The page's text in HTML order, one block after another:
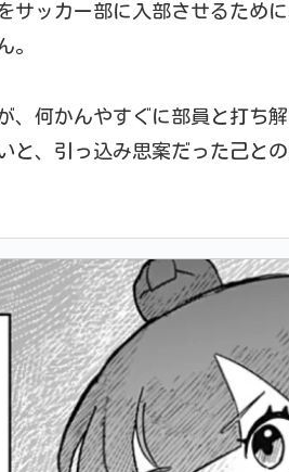
サッカー部に入部させるため
。
、何かんやすぐに部員と打ち解
と、引っ込み思案だった己と